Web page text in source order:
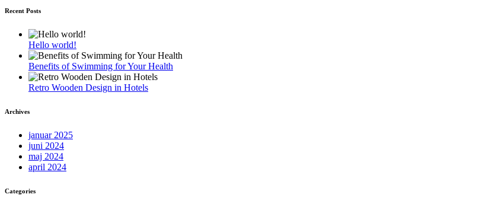
Recent Posts
Hello world!
Benefits of Swimming for Your Health
Retro Wooden Design in Hotels
Archives
januar 2025
juni 2024
maj 2024
april 2024
Categories